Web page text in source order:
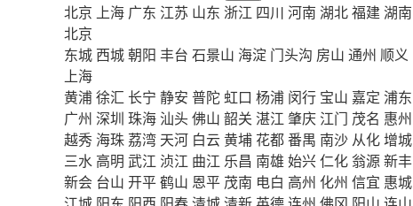
北京 上海 广东 江苏 山东 浙江 四川 河南 湖北福建湖南
北京
东城 西城朝阳 丰台 石景山 海淀 门头沟 房山 通州 顺义
上海
黄浦徐汇 长宁 静安 普陀 虹口 杨浦 闵行 宝山 嘉定 浦东
广州 深圳 珠海 汕头佛山 韶关 湛江 肇庆 江门 茂名 惠州
越秀 海珠 荔湾 天河 白云黄埔 花都番禺 南沙 从化增城
三水 高明 武江 浈江 曲江 乐昌 南雄 始兴仁化 翁源新丰
新会 台山 开平鹤山 恩平 茂南 电白 高州 化州 信宜 惠城